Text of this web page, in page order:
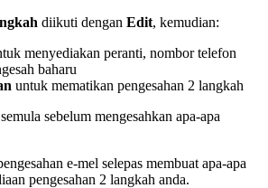
diikuti dengan Edit, kemudian:
menyediakan peranti, nombor telefon
baharu
untuk mematikan pengesahan 2 langkah
sebelum mengesahkan apa-apa
e-mel selepas membuat apa-apa
pengesahan 2 langkah anda.